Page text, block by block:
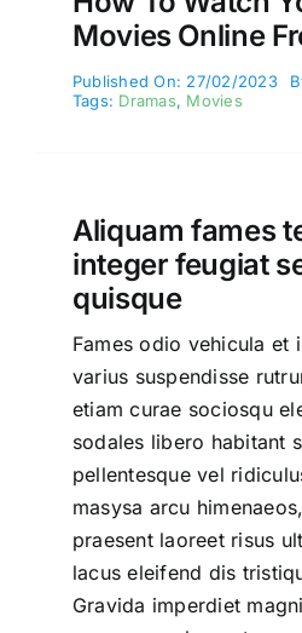
Movies Online
Published On: 27/02/2023
Tags: Dramas, Movies
Aliquam fames
integer feugiat
quisque
Fames odio vehicula et
varius suspendisse
etiam curae sociosqu
sodales libero habitant
pellentesque vel
masysa arcu
praesent laoreet risus
lacus eleifend dis
Gravida imperdiet